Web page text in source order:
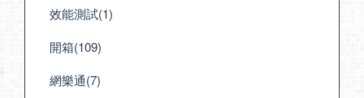
效能測試(1)
開箱(109)
網樂通(7)